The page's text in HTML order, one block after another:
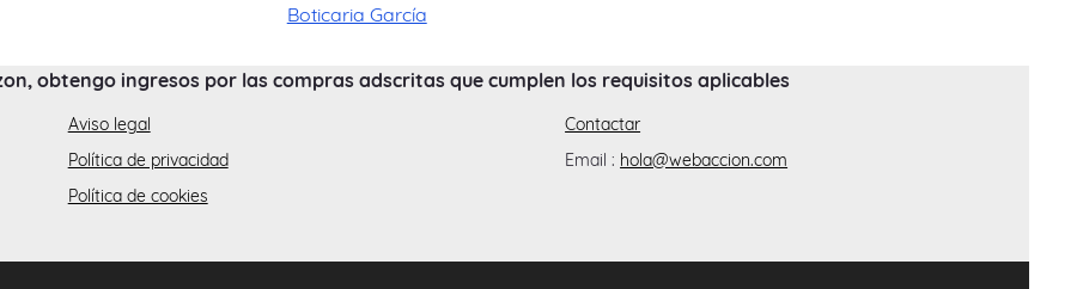
Boticaria García
obtengo ingresos por las compras adscritas que cumplen los requisitos aplicables
Aviso legal
Política de privacidad
Política de cookies
Contactar
Email : hola@webaccion.com